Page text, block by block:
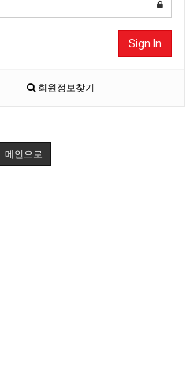
Sign In
회원정보찾기
메인으로